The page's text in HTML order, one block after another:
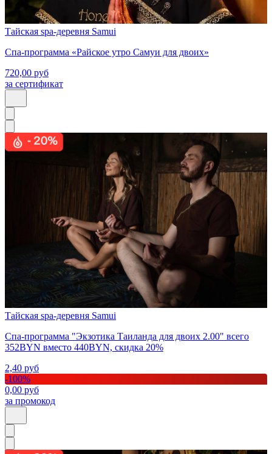
Тайская spa-деревня Samui
Спа-программа «Райское утро Самуи для двоих»
720,00 руб
за сертификат
Тайская spa-деревня Samui
Спа-программа "Экзотика Таиланда для двоих 2.00" всего
352BYN вместо 440BYN, скидка 20%
2,40 руб
-100%
0,00 руб
за промокод